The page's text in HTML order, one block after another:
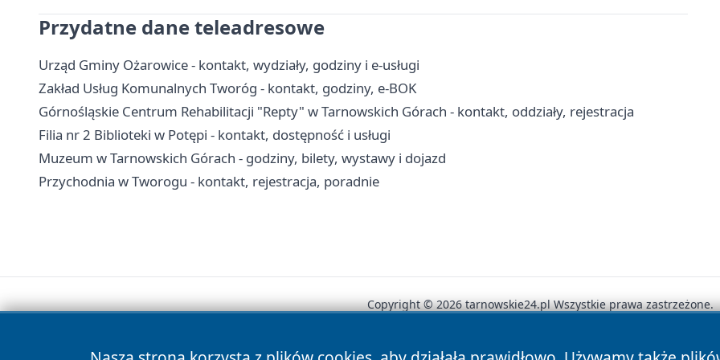
Przydatne dane teleadresowe
Urząd Gminy Ożarowice - kontakt, wydziały, godziny i e-usługi
Zakład Usług Komunalnych Tworóg - kontakt, godziny, e-BOK
Górnośląskie Centrum Rehabilitacji "Repty" w Tarnowskich Górach - kontakt, oddziały, rejestracja
Filia nr 2 Biblioteki w Potępi - kontakt, dostępność i usługi
Muzeum w Tarnowskich Górach - godziny, bilety, wystawy i dojazd
Przychodnia w Tworogu - kontakt, rejestracja, poradnie
Copyright © 2026 tarnowskie24.pl Wszystkie prawa zastrzeżone.